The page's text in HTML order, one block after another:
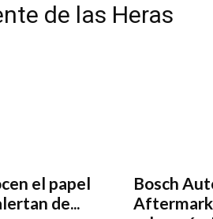
de las Heras
el papel
de...
Bosch